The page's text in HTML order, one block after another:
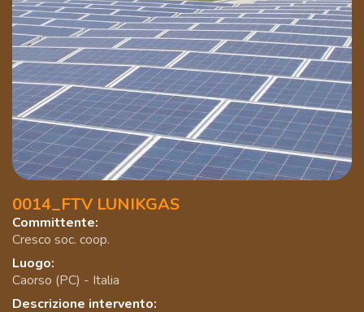
0014_FTV LUNIKGAS
Committente:
Cresco soc. coop.
Luogo:
Caorso (PC) - Italia
Descrizione intervento: